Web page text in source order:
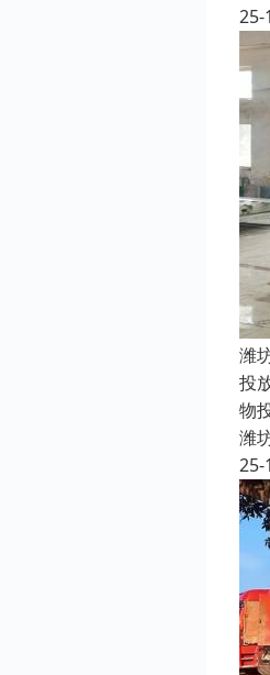
25-
潍
投
物
潍
25-